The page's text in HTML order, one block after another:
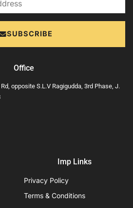
SUBSCRIBE
Office
opposite S.L.V Ragigudda, 3rd Phase, J.
Imp Links
Privacy Policy
Terms & Conditions